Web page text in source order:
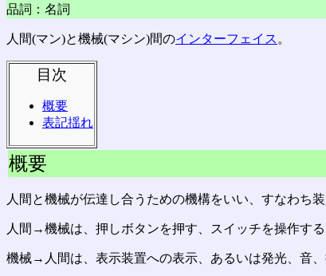
品詞：名詞
人間(マン)と機械(マシン)間のインターフェイス 。
目次
概要
表記揺れ
概要
人間と機械が伝達し合うための機構をいい、すなわち
人間→機械は、押しボタンを押す、スイッチを操作す
機械→人間は、表示装置への表示、あるいは発光、音